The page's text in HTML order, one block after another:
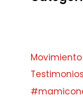
Testimonios